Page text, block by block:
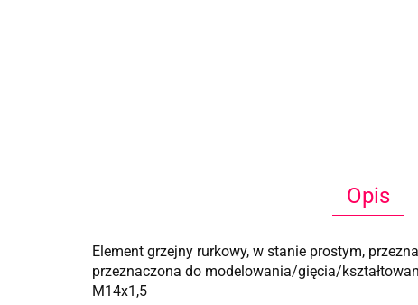
Opis
Element grzejny rurkowy, w stanie prostym,
przeznaczona do modelowania/gięcia/
M14x1,5